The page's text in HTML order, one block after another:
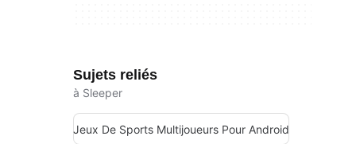
Sujets reliés
à Sleeper
Jeux De Sports Multijoueurs Pour Android